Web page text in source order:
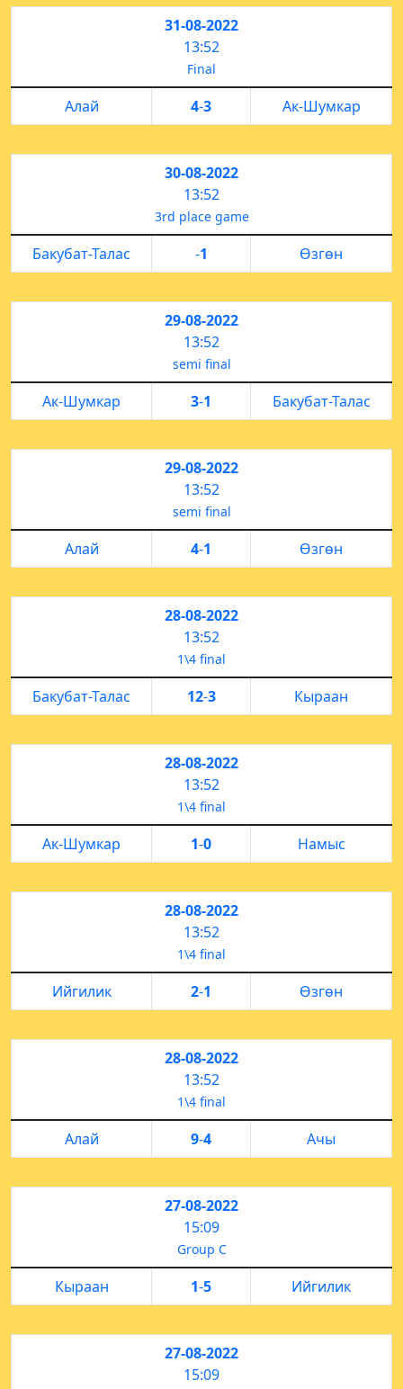
31-08-2022
13:52
Final
Алай 4-3 Ак-Шумкар
30-08-2022
13:52
3rd place game
Бакубат-Талас -1 Өзгөн
29-08-2022
13:52
semi final
Ак-Шумкар 3-1 Бакубат-Талас
29-08-2022
13:52
semi final
Алай 4-1 Өзгөн
28-08-2022
13:52
1\4 final
Бакубат-Талас 12-3 Кыраан
28-08-2022
13:52
1\4 final
Ак-Шумкар 1-0 Намыс
28-08-2022
13:52
1\4 final
Ийгилик 2-1 Өзгөн
28-08-2022
13:52
1\4 final
Алай 9-4 Ачы
27-08-2022
15:09
Group C
Кыраан 1-5 Ийгилик
27-08-2022
15:09